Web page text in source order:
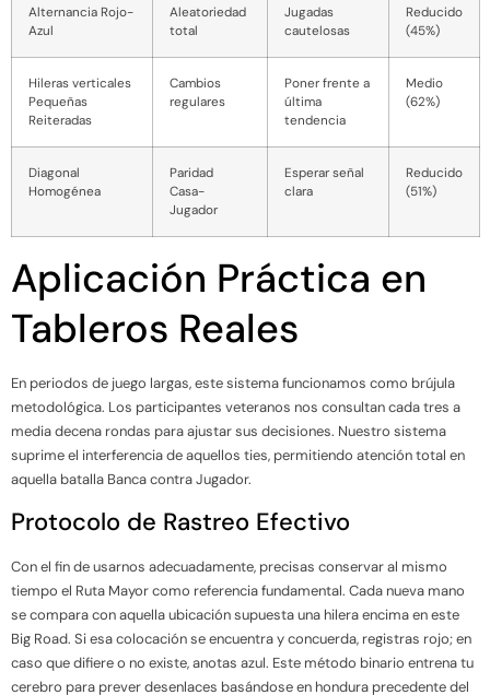
Alternancia Rojo-
Azul
Aleatoriedad
total
Jugadas
cautelosas
Reducido
(45%)
Hileras verticales
Pequeñas
Reiteradas
Cambios
regulares
Poner frente a
última
tendencia
Medio
(62%)
Diagonal
Homogénea
Paridad
Casa-
Jugador
Esperar señal
clara
Reducido
(51%)
Aplicación Práctica en
Tableros Reales
En periodos de juego largas, este sistema funcionamos como brújula
metodológica. Los participantes veteranos nos consultan cada tres a
media decena rondas para ajustar sus decisiones. Nuestro sistema
suprime el interferencia de aquellos ties, permitiendo atención total en
aquella batalla Banca contra Jugador.
Protocolo de Rastreo Efectivo
Con el fin de usarnos adecuadamente, precisas conservar al mismo
tiempo el Ruta Mayor como referencia fundamental. Cada nueva mano
se compara con aquella ubicación supuesta una hilera encima en este
Big Road. Si esa colocación se encuentra y concuerda, registras rojo; en
caso que difiere o no existe, anotas azul. Este método binario entrena tu
cerebro para prever desenlaces basándose en hondura precedente del